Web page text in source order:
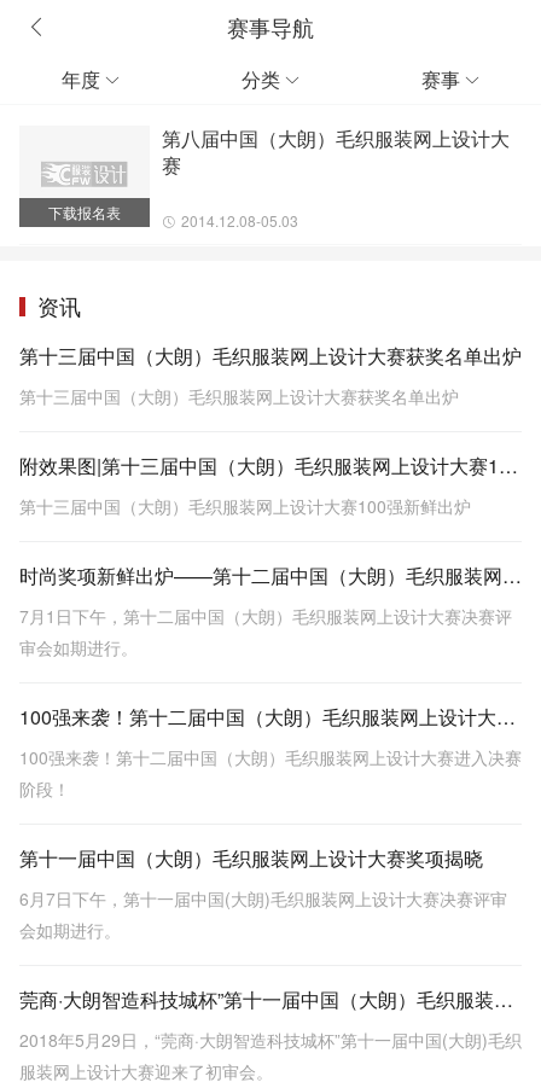
赛事导航
年度  分类  赛事 
下载报名表
第八届中国（大朗）毛织服装网上设计大
赛
2014.12.08-05.03
资讯
第十三届中国（大朗）毛织服装网上设计大赛获奖名单出炉
第十三届中国（大朗）毛织服装网上设计大赛获奖名单出炉
附效果图|第十三届中国（大朗）毛织服装网上设计大赛100强新鲜出炉
第十三届中国（大朗）毛织服装网上设计大赛100强新鲜出炉
时尚奖项新鲜出炉——第十二届中国（大朗）毛织服装网上设计大赛决赛
7月1日下午，第十二届中国（大朗）毛织服装网上设计大赛决赛评
审会如期进行。
100强来袭！第十二届中国（大朗）毛织服装网上设计大赛进入决赛阶段！
100强来袭！第十二届中国（大朗）毛织服装网上设计大赛进入决赛
阶段！
第十一届中国（大朗）毛织服装网上设计大赛奖项揭晓
6月7日下午，第十一届中国(大朗)毛织服装网上设计大赛决赛评审
会如期进行。
莞商·大朗智造科技城杯”第十一届中国（大朗）毛织服装网上设计大赛100强公布
2018年5月29日，“莞商·大朗智造科技城杯”第十一届中国(大朗)毛织
服装网上设计大赛迎来了初审会。